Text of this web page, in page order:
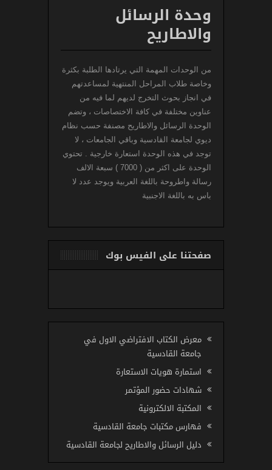
وحدة الرسائل
والاطاريح
من الوحدات المهمة التي يرتادها الطلبة بكثرة
وخاصة طلاب المراحل المنتهية لمساعدتهم
في انجاز بحوث التخرج لديهم لما فيه من
عناوين مختلفة في كافة الاختصاصات ، وتضم
الوحدة الرسائل والاطاريح مصنفة حسب نظام
ديوي لجامعة القادسية وباقي الجامعات ، لا
توجد في هذه الوحدة استعارة خارجية . تحتوي
الوحدة على اكثر من ( 7000 ) سبعة الالف
رسالة واطروحة باللغة العربية ويوجد عدد لا
باس به باللغة الاجنبية
صفحتنا على الفيس بوك
معرض الكتاب الافتراضي الاول في
جامعة القادسية
استمارة هويات الاستعارة
شهادات حضور المؤتمر
المكتبة الالكترونية
فهارس مكتبات جامعة القادسية
دليل الرسائل والاطاريح لجامعة القادسية